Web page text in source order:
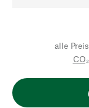
alle